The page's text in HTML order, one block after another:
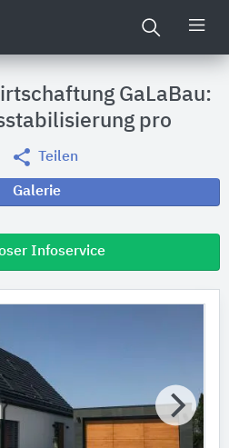
GaLaBau:
pro
Teilen
Galerie
Infoservice